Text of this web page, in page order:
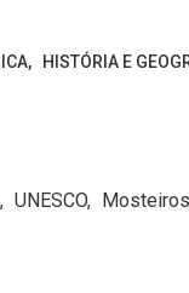
HISTÓRIA E
UNESCO Mosteiros